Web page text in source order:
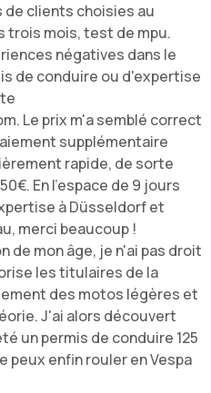
clients choisies au
trois mois,test de mpu.
négatives dans le
de conduire ou d'expertise
Le prix m'a semblé correct
supplémentaire
rapide, de sorte
En l'espace de 9 jours
à Düsseldorf et
merci beaucoup !
de mon âge, je n'ai pas droit
les titulaires de la
des motos légères et
J'ai alors découvert
un permis de conduire 125
peux enfin rouler en Vespa